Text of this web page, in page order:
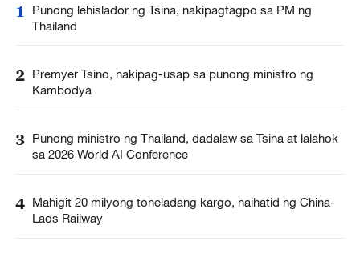
1
Punong lehislador ng Tsina, nakipagtagpo sa PM ng
Thailand
2 Premyer Tsino, nakipag-usap sa punong ministro ng
Kambodya
3 Punong ministro ng Thailand, dadalaw sa Tsina at lalahok
sa 2026 World AI Conference
4 Mahigit 20 milyong toneladang kargo, naihatid ng China-
Laos Railway